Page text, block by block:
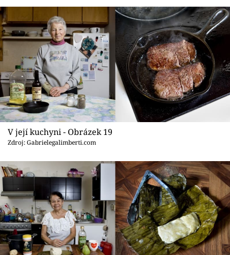
V její kuchyni - Obrázek 19
Zdroj: Gabrielegalimberti.com